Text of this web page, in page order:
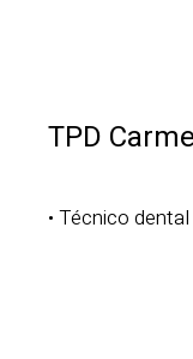
TPD
• Técnico